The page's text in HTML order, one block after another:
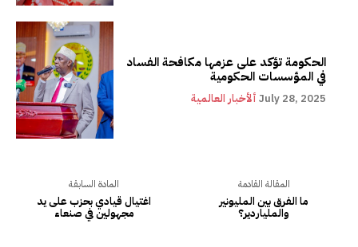
الحكومة تؤكد على عزمها مكافحة الفساد
في المؤسسات الحكومية
ألأخبار العالمية July 28, 2025
المادة السابقة
اغتيال قيادي بحزب على يد
مجهولين في صنعاء
المقالة القادمة
ما الفرق بين المليونير
والملياردير؟